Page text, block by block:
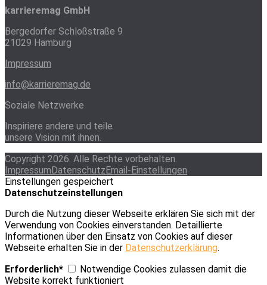
karrieremag GmbH
Bergedorfer Schloßstraße 9
21029 Hamburg
Impressum
info@karrieremag.de
Soziale Netzwerke
Inspiriere andere und teile
unsere Vision mit ihnen.
Copyright 2026. Alle Rechte vorbehalten.
ImpressumDatenschutzEmail-Einstellungen
Einstellungen gespeichert
Datenschutzeinstellungen
Durch die Nutzung dieser Webseite erklären Sie sich mit der
Verwendung von Cookies einverstanden. Detaillierte
Informationen über den Einsatz von Cookies auf dieser
Webseite erhalten Sie in der Datenschutzerklärung.
Erforderlich*
Notwendige Cookies zulassen damit die
Website korrekt funktioniert